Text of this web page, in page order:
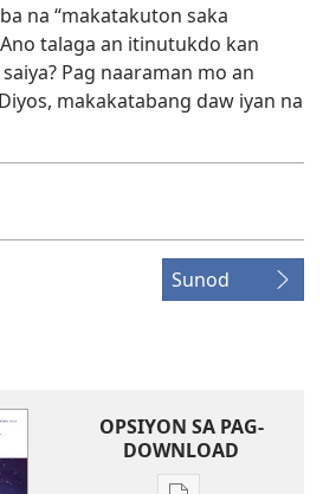
na “makatakuton saka
talaga an itinutukdo kan
Pag naaraman mo an
makakatabang daw iyan na
Sunod
OPSIYON SA PAG-
DOWNLOAD